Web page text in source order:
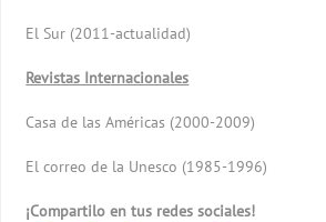
El Sur (2011-actualidad)
Revistas Internacionales
Casa de las Américas (2000-2009)
El correo de la Unesco (1985-1996)
¡Compartilo en tus redes sociales!